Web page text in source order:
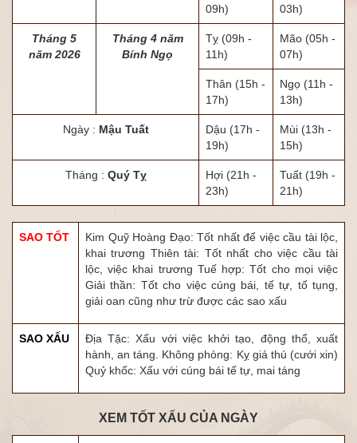
09h)
03h)
Tháng 5
năm 2026
Tháng 4 năm
Bính Ngọ
Tỵ (09h -
11h)
Mão (05h -
07h)
Thân (15h -
17h)
Ngọ (11h -
13h)
Ngày : Mậu Tuất Dậu (17h -
19h)
Mùi (13h -
15h)
Tháng : Quý Tỵ Hợi (21h -
23h)
Tuất (19h -
21h)
SAO TỐT
Kim Quỹ Hoàng Đạo: Tốt nhất để việc cầu tài lộc,
khai trương Thiên tài: Tốt nhất cho việc cầu tài
lộc, việc khai trương Tuế hợp: Tốt cho mọi việc
Giải thần: Tốt cho việc cúng bái, tế tự, tố tụng,
giải oan cũng như trừ được các sao xấu
SAO XẤU
Địa Tặc: Xấu với việc khởi tạo, động thổ, xuất
hành, an táng. Không phòng: Kỵ giá thú (cưới xin)
Quỷ khốc: Xấu với cúng bái tế tự, mai táng
XEM TỐT XẤU CỦA NGÀY